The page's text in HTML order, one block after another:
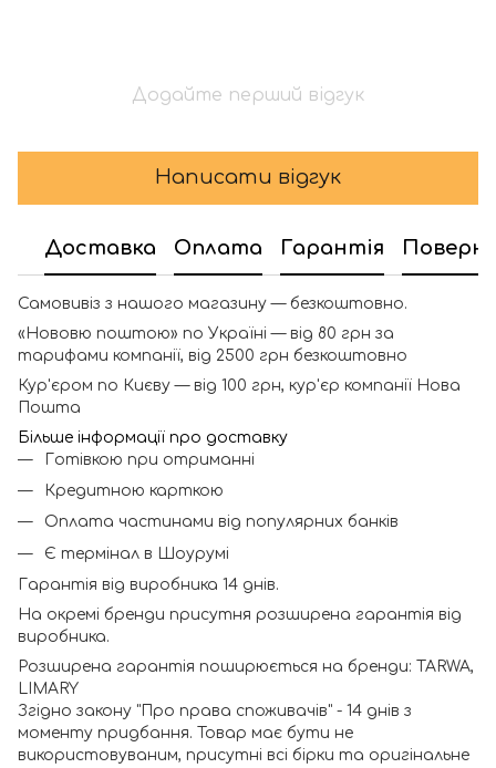
Додайте перший відгук
Написати відгук
Доставка Оплата Гарантія
Самовивіз з нашого магазину — безкоштовно.
«Нововю поштою» по Україні — від 80 грн за
тарифами компанії, від 2500 грн безкоштовно
Кур'єром по Києву — від 100 грн, кур'єр компанії Нова
Пошта
Більше інформації про доставку
Готівкою при отриманні
Кредитною карткою
Оплата частинами від популярних банків
Є термінал в Шоурумі
Гарантія від виробника 14 днів.
На окремі бренди присутня розширена гарантія від
виробника.
Розширена гарантія поширюється на бренди: TARWA,
LIMARY
Згідно закону "Про права споживачів" - 14 днів з
моменту придбання. Товар має бути не
використовуваним, присутні всі бірки та оригінальне